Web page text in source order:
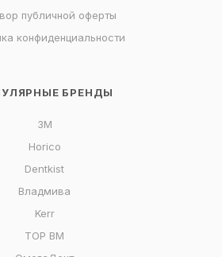
публичной оферты
конфиденциальности
БРЕНДЫ
3M
Horico
Dentkist
Владмива
Kerr
ТОР ВМ